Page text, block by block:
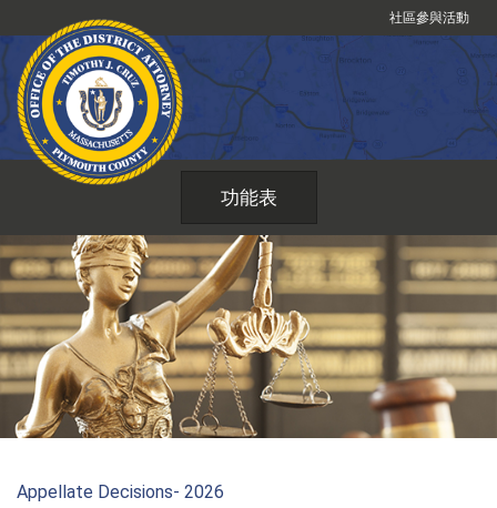
到
內
社區參與活動
功能表
Appellate Decisions- 2026